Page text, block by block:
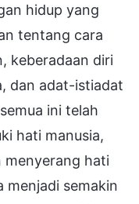
hidup yang
tentang cara
keberadaan diri
dan adat-istiadat
ini telah
hati manusia,
menyerang hati
menjadi semakin